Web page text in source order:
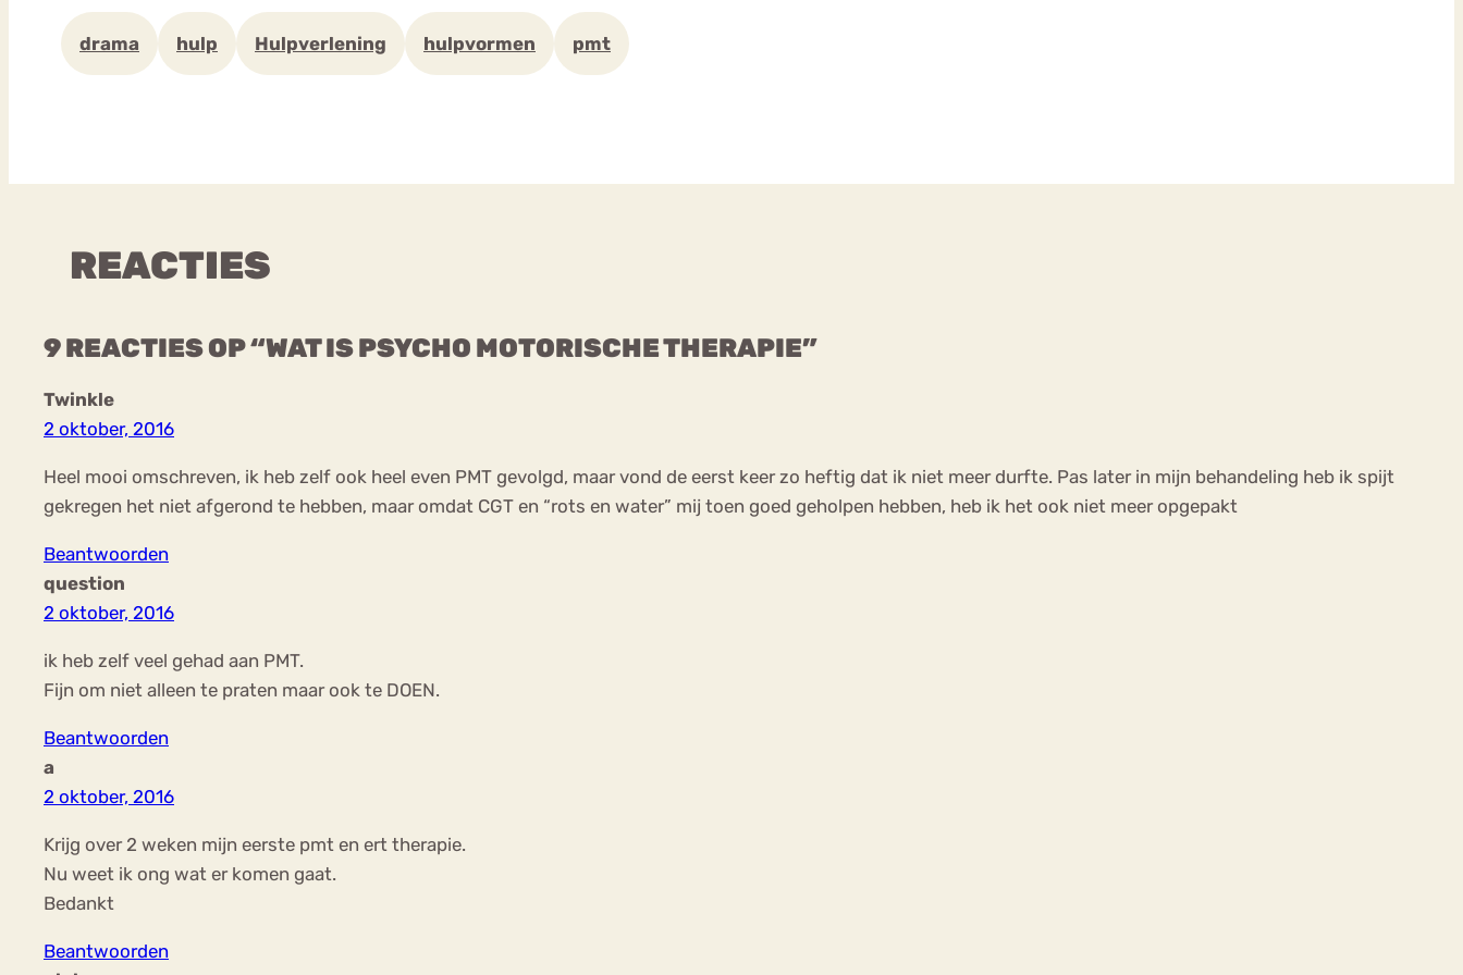
drama hulp Hulpverlening hulpvormen pmt
REACTIES
9 REACTIES OP “WAT IS PSYCHO MOTORISCHE THERAPIE”
Twinkle
2 oktober, 2016
Heel mooi omschreven, ik heb zelf ook heel even PMT gevolgd, maar vond de eerst keer zo heftig dat ik niet meer durfte. Pas later in mijn behandeling heb ik spijt
gekregen het niet afgerond te hebben, maar omdat CGT en “rots en water” mij toen goed geholpen hebben, heb ik het ook niet meer opgepakt
Beantwoorden
question
2 oktober, 2016
ik heb zelf veel gehad aan PMT.
Fijn om niet alleen te praten maar ook te DOEN.
Beantwoorden
a
2 oktober, 2016
Krijg over 2 weken mijn eerste pmt en ert therapie.
Nu weet ik ong wat er komen gaat.
Bedankt
Beantwoorden